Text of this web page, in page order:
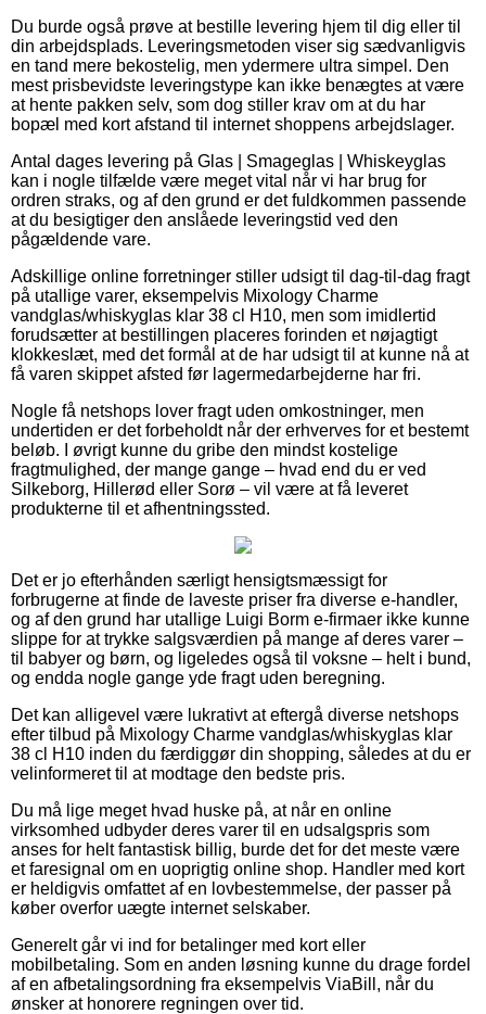
Du burde også prøve at bestille levering hjem til dig eller til
din arbejdsplads. Leveringsmetoden viser sig sædvanligvis
en tand mere bekostelig, men ydermere ultra simpel. Den
mest prisbevidste leveringstype kan ikke benægtes at være
at hente pakken selv, som dog stiller krav om at du har
bopæl med kort afstand til internet shoppens arbejdslager.
Antal dages levering på Glas | Smageglas | Whiskeyglas
kan i nogle tilfælde være meget vital når vi har brug for
ordren straks, og af den grund er det fuldkommen passende
at du besigtiger den anslåede leveringstid ved den
pågældende vare.
Adskillige online forretninger stiller udsigt til dag-til-dag fragt
på utallige varer, eksempelvis Mixology Charme
vandglas/whiskyglas klar 38 cl H10, men som imidlertid
forudsætter at bestillingen placeres forinden et nøjagtigt
klokkeslæt, med det formål at de har udsigt til at kunne nå at
få varen skippet afsted før lagermedarbejderne har fri.
Nogle få netshops lover fragt uden omkostninger, men
undertiden er det forbeholdt når der erhverves for et bestemt
beløb. I øvrigt kunne du gribe den mindst kostelige
fragtmulighed, der mange gange – hvad end du er ved
Silkeborg, Hillerød eller Sorø – vil være at få leveret
produkterne til et afhentningssted.
Det er jo efterhånden særligt hensigtsmæssigt for
forbrugerne at finde de laveste priser fra diverse e-handler,
og af den grund har utallige Luigi Borm e-firmaer ikke kunne
slippe for at trykke salgsværdien på mange af deres varer –
til babyer og børn, og ligeledes også til voksne – helt i bund,
og endda nogle gange yde fragt uden beregning.
Det kan alligevel være lukrativt at eftergå diverse netshops
efter tilbud på Mixology Charme vandglas/whiskyglas klar
38 cl H10 inden du færdiggør din shopping, således at du er
velinformeret til at modtage den bedste pris.
Du må lige meget hvad huske på, at når en online
virksomhed udbyder deres varer til en udsalgspris som
anses for helt fantastisk billig, burde det for det meste være
et faresignal om en uoprigtig online shop. Handler med kort
er heldigvis omfattet af en lovbestemmelse, der passer på
køber overfor uægte internet selskaber.
Generelt går vi ind for betalinger med kort eller
mobilbetaling. Som en anden løsning kunne du drage fordel
af en afbetalingsordning fra eksempelvis ViaBill, når du
ønsker at honorere regningen over tid.